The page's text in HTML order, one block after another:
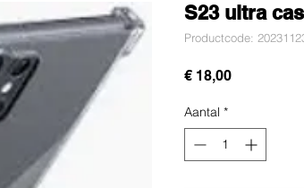
S23 ultra
Productcode:
€ 18,00Prijs
Aantal *